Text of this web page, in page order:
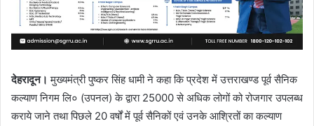
देहरादून।मुख्यमंत्री पुष्कर सिंह धामी ने कहा कि प्रदेश में उत्तराखण्ड पूर्व सैनिक
कल्याण निगम लि० (उपनल) के द्वारा 25000 से अधिक लोगों को रोजगार उपलब्ध
कराये जाने तथा पिछले 20 वर्षों में पूर्व सैनिकों एवं उनके आश्रितों का कल्याण